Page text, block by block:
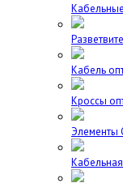
Кабель
Кроссы
Элементы